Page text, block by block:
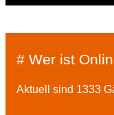
# Wer ist
Aktuell sind 1333